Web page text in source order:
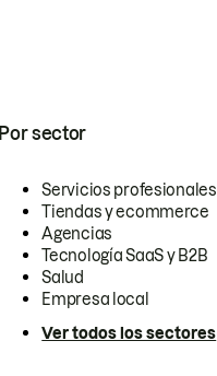
Por sector
Servicios profesionales
Tiendas y ecommerce
Agencias
Tecnología SaaS y B2B
Salud
Empresa local
Ver todos los sectores